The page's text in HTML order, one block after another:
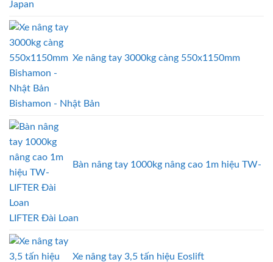
Xe nâng tay 3000kg càng 550x1150mm
Bishamon - Nhật Bản
Bàn nâng tay 1000kg nâng cao 1m hiệu TW-
LIFTER Đài Loan
Xe nâng tay 3,5 tấn hiệu Eoslift